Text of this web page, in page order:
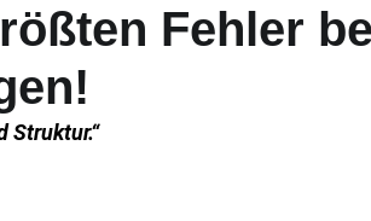
Fehler
Struktur.“